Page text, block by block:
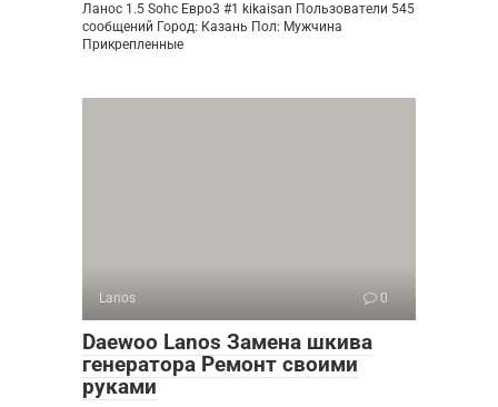
Ланос 1.5 Sohc Евро3 #1 kikaisan Пользователи 545
сообщений Город: Казань Пол: Мужчина
Прикрепленные
Lanos 0
Daewoo Lanos Замена шкива
генератора Ремонт своими
руками